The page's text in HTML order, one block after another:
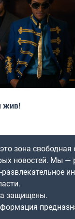
жив!
зона свободная
новостей. Мы —
защищены.